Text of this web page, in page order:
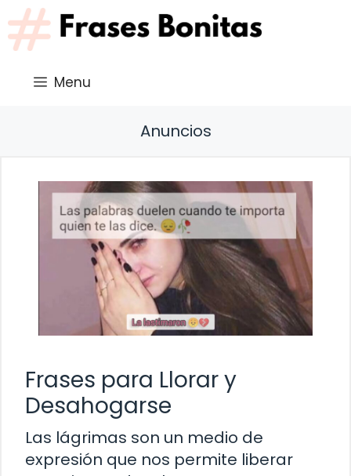
Saltar
al
contenido
Menu
Anuncios
Frases para Llorar y
Desahogarse
Las lágrimas son un medio de
expresión que nos permite liberar